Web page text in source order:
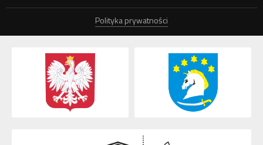
Polityka prywatności